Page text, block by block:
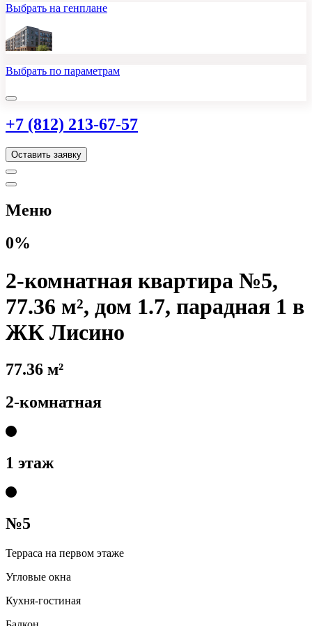
Выбрать на генплане
Выбрать по параметрам
+7 (812) 213-67-57
Оставить заявку
Меню
0%
2-комнатная квартира №5,
77.36 м², дом 1.7, парадная 1 в
ЖК Лисино
77.36 м²
2-комнатная
1 этаж
№5
Терраса на первом этаже
Угловые окна
Кухня-гостиная